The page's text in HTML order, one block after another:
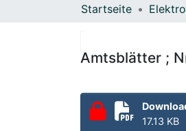
Startseite
Amtsblätter ;
17.13 KB